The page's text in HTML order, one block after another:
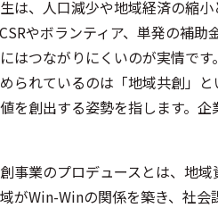
は、人口減少や地域経済の縮
やボランティア、単発の補
はつながりにくいのが実情です。
られているのは「地域共創」
を創出する姿勢を指します。
事業のプロデュースとは、地
がWin-Winの関係を築き、社